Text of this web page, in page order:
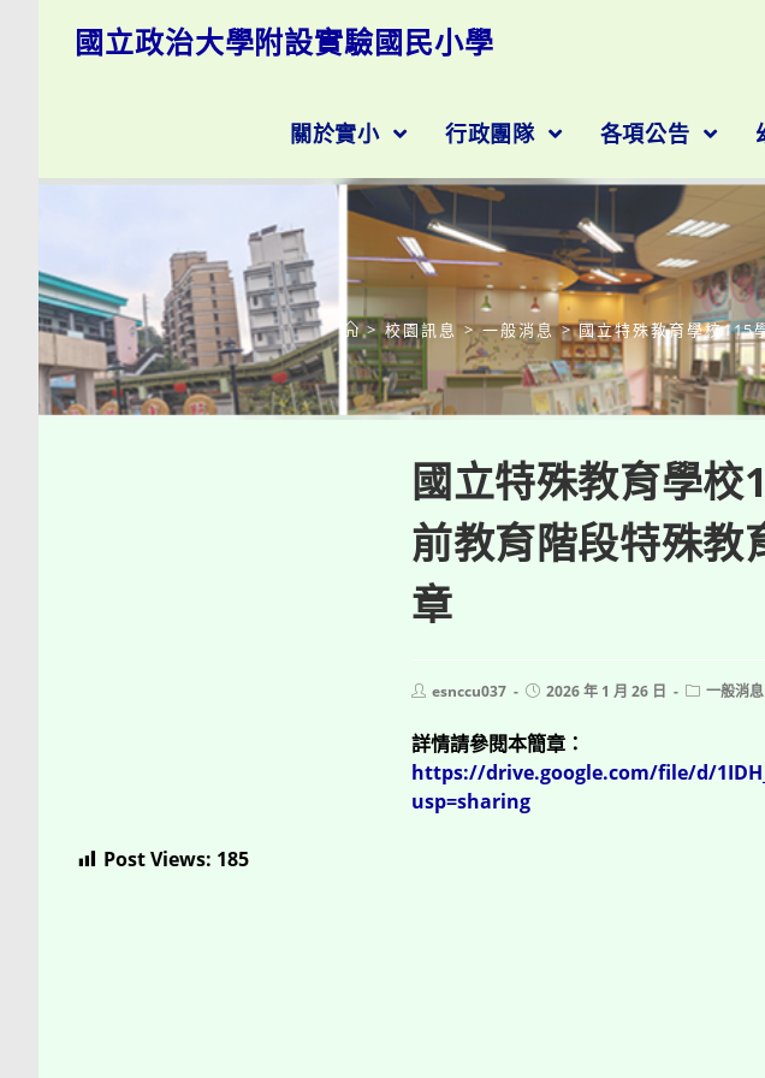
國立政治大學附設實驗國民小學
關於實小 行政團隊 各項公告
> 校園訊息 > 一般消息 > 國立特殊教育學校115
國立特殊教育學校
前教育階段特殊教
章
Postesnccu037
Post2026 年 1 月 26 日
Post一般消息
詳情請參閱本簡章：
https://drive.google.com/file/d/
usp=sharing
Post Views: 185